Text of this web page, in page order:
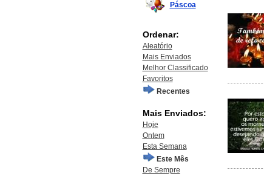
Páscoa
Ordenar:
Aleatório
Mais Enviados
Melhor Classificado
Favoritos
Recentes
Mais Enviados:
Hoje
Ontem
Esta Semana
Este Mês
De Sempre